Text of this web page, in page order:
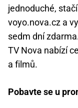
jednoduché,
voyo.nova.cz a
sedm dní
TV Nova nabízí
a filmů.
Pobavte se u